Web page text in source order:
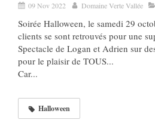
09 Nov 2022 Domaine Verte Vallée
Soirée Halloween, le samedi 29
clients se sont retrouvés pour une
Spectacle de Logan et Adrien sur
pour le plaisir de TOUS...
Car...
Halloween